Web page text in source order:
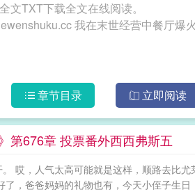
文TXT下载全文在线阅读。
爆火by冰可乐代喝全文
章节目录 立即阅读
第676章 投票番外西西弗斯五
哎，人气太高可能就是这样，顺路去比
，爸爸妈妈的礼物也有，今天小侄子生日